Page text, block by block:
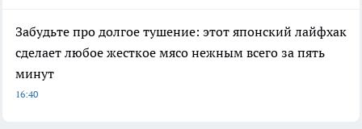
Забудьте про долгое тушение: этот японский лайфхак
сделает любое жесткое мясо нежным всего за пять
минут
16:40